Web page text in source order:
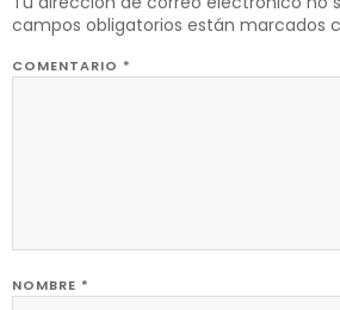
campos obligatorios están marcados
COMENTARIO *
NOMBRE *